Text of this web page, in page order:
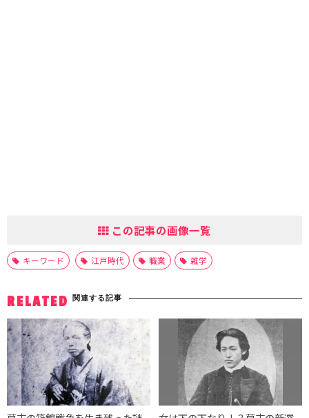
この記事の画像一覧
キーワード 江戸時代 職業 雑学
RELATED 関連する記事